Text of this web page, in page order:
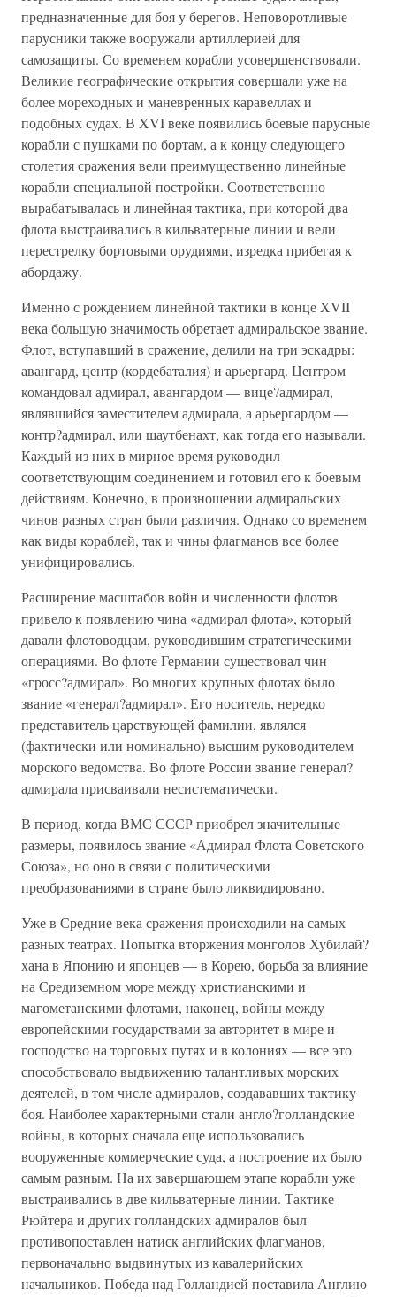
предназначенные для боя у берегов. Неповоротливые
парусники также вооружали артиллерией для
самозащиты. Со временем корабли усовершенствовали.
Великие географические открытия совершали уже на
более мореходных и маневренных каравеллах и
подобных судах. В XVI веке появились боевые парусные
корабли с пушками по бортам, а к концу следующего
столетия сражения вели преимущественно линейные
корабли специальной постройки. Соответственно
вырабатывалась и линейная тактика, при которой два
флота выстраивались в кильватерные линии и вели
перестрелку бортовыми орудиями, изредка прибегая к
абордажу.
Именно с рождением линейной тактики в конце XVII
века большую значимость обретает адмиральское звание.
Флот, вступавший в сражение, делили на три эскадры:
авангард, центр (кордебаталия) и арьергард. Центром
командовал адмирал, авангардом — вице?адмирал,
являвшийся заместителем адмирала, а арьергардом —
контр?адмирал, или шаутбенахт, как тогда его называли.
Каждый из них в мирное время руководил
соответствующим соединением и готовил его к боевым
действиям. Конечно, в произношении адмиральских
чинов разных стран были различия. Однако со временем
как виды кораблей, так и чины флагманов все более
унифицировались.
Расширение масштабов войн и численности флотов
привело к появлению чина «адмирал флота», который
давали флотоводцам, руководившим стратегическими
операциями. Во флоте Германии существовал чин
«гросс?адмирал». Во многих крупных флотах было
звание «генерал?адмирал». Его носитель, нередко
представитель царствующей фамилии, являлся
(фактически или номинально) высшим руководителем
морского ведомства. Во флоте России звание генерал?
адмирала присваивали несистематически.
В период, когда ВМС СССР приобрел значительные
размеры, появилось звание «Адмирал Флота Советского
Союза», но оно в связи с политическими
преобразованиями в стране было ликвидировано.
Уже в Средние века сражения происходили на самых
разных театрах. Попытка вторжения монголов Хубилай?
хана в Японию и японцев — в Корею, борьба за влияние
на Средиземном море между христианскими и
магометанскими флотами, наконец, войны между
европейскими государствами за авторитет в мире и
господство на торговых путях и в колониях — все это
способствовало выдвижению талантливых морских
деятелей, в том числе адмиралов, создававших тактику
боя. Наиболее характерными стали англо?голландские
войны, в которых сначала еще использовались
вооруженные коммерческие суда, а построение их было
самым разным. На их завершающем этапе корабли уже
выстраивались в две кильватерные линии. Тактике
Рюйтера и других голландских адмиралов был
противопоставлен натиск английских флагманов,
первоначально выдвинутых из кавалерийских
начальников. Победа над Голландией поставила Англию